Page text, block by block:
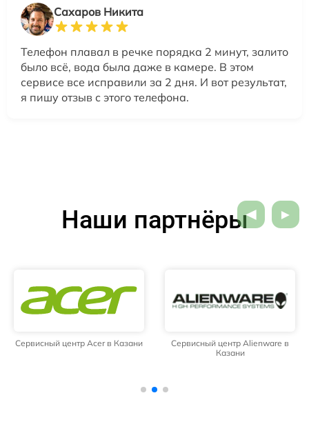
Сахаров Никита
Телефон плавал в речке порядка 2 минут, залито
было всё, вода была даже в камере. В этом
сервисе все исправили за 2 дня. И вот результат,
я пишу отзыв с этого телефона.
Наши партнёры
Сервисный центр Acer в Казани
Сервисный центр Alienware в
Казани